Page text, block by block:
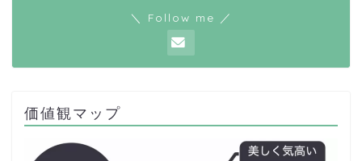
＼ Follow me ／
価値観マップ